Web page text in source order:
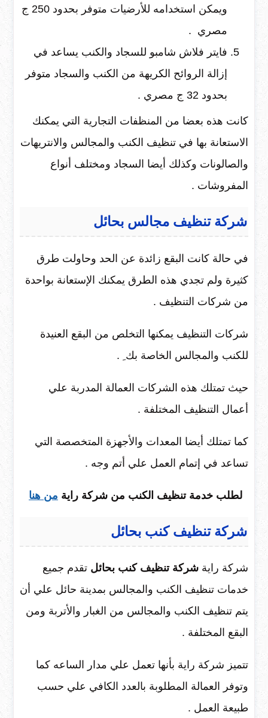
ويمكن استخدامه للأرضيات متوفر بحدود 250 ج
مصري .
فايتر فلاش شامبو للسجاد والكنب يساعد في
إزالة الروائح الكريهة من الكنب والسجاد متوفر
بحدود 32 ج مصري .
كانت هذه بعضا من المنظفات التجارية التي يمكنك
الاستعانة بها في تنظيف الكنب والمجالس والانتريهات
والصالونات وكذلك أيضا السجاد ومختلف أنواع
المفروشات .
شركة تنظيف مجالس بحائل
في حالة كانت البقع زائدة عن الحد وحاولت طرق
كثيرة ولم تجدي هذه الطرق يمكنك الإستعانة بواحدة
من شركات التنظيف .
شركات التنظيف يمكنها التخلص من البقع العنيدة
للكنب والمجالس الخاصة بك ِ .
حيث تمتلك هذه الشركات العمالة المدربة علي
أعمال التنظيف المختلفة .
كما تمتلك أيضا المعدات والأجهزة المتخصصة التي
تساعد في إتمام العمل علي أتم وجه .
لطلب خدمة تنظيف الكنب من شركة راية من هنا
شركة تنظيف كنب بحائل
شركة راية شركة تنظيف كنب بحائل تقدم جميع
خدمات تنظيف الكنب والمجالس بمدينة حائل علي أن
يتم تنظيف الكنب والمجالس من الغبار والأتربة ومن
البقع المختلفة .
تتميز شركة راية بأنها تعمل علي مدار الساعه كما
وتوفر العمالة المطلوبة بالعدد الكافي علي حسب
طبيعة العمل .